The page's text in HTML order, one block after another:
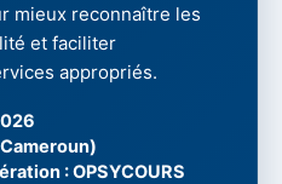
mieux reconnaître les
et faciliter
appropriés.
: OPSYCOURS